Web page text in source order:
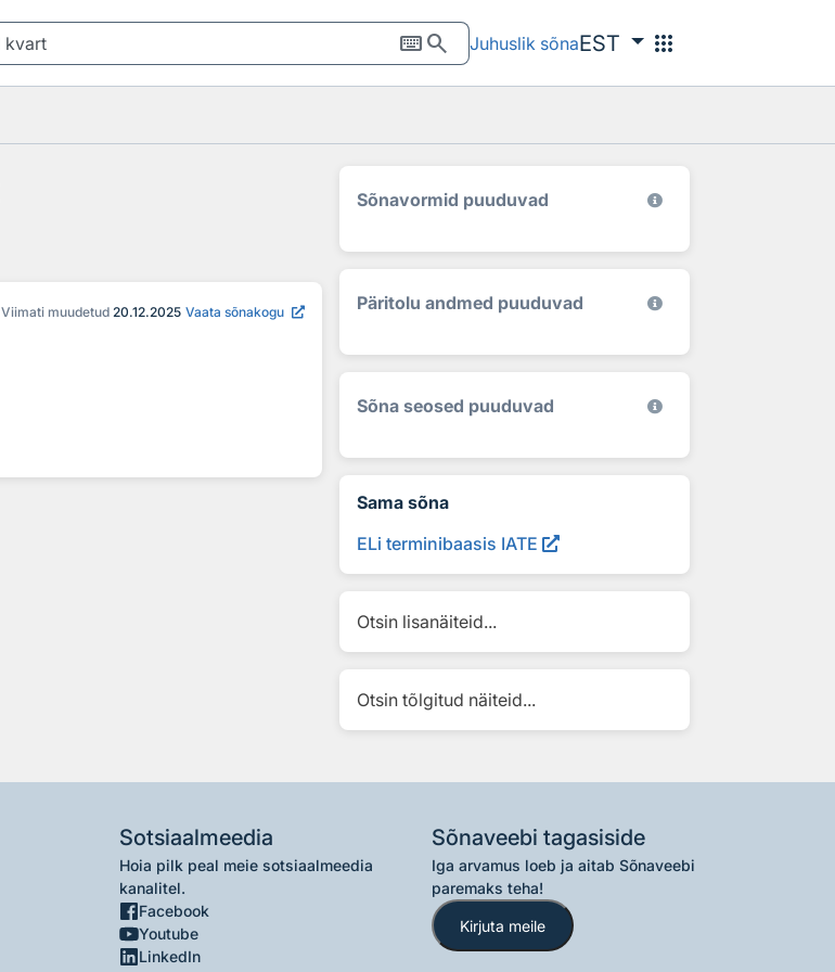
keyboardsearch Juhuslik sõnaEST apps
Viimati muudetud 20.12.2025 Vaata sõnakogu
Sõnavormid puuduvad
Päritolu andmed puuduvad
Sõna seosed puuduvad
Sama sõna
ELi terminibaasis IATE
Otsin lisanäiteid...
Otsin tõlgitud näiteid...
Sotsiaalmeedia
Hoia pilk peal meie sotsiaalmeedia
kanalitel.
Facebook
Youtube
LinkedIn
Sõnaveebi tagasiside
Iga arvamus loeb ja aitab Sõnaveebi
paremaks teha!
Kirjuta meile